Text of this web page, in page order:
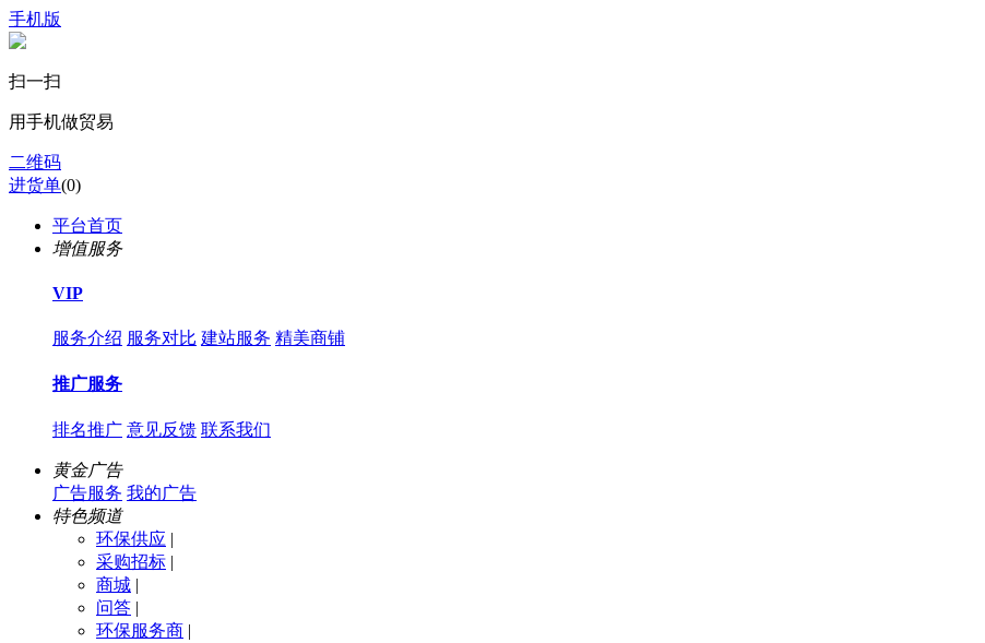
手机版
扫一扫
用手机做贸易
二维码
进货单(0)
平台首页
增值服务
VIP
服务介绍 服务对比 建站服务 精美商铺
推广服务
排名推广 意见反馈 联系我们
黄金广告
广告服务 我的广告
特色频道
环保供应 |
采购招标 |
商城 |
问答 |
环保服务商 |